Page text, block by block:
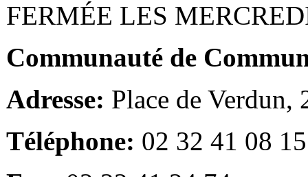
FERMÉE LES
Communauté de
Adresse: Place de Verdun,
Téléphone: 02 32 41 08 15